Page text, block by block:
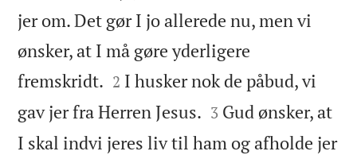
jer om. Det gør I jo allerede nu, men vi
ønsker, at I må gøre yderligere
fremskridt. 

2 I husker nok de påbud, vi
gav jer fra Herren Jesus. 

3 Gud ønsker, at
I skal indvi jeres liv til ham og afholde jer